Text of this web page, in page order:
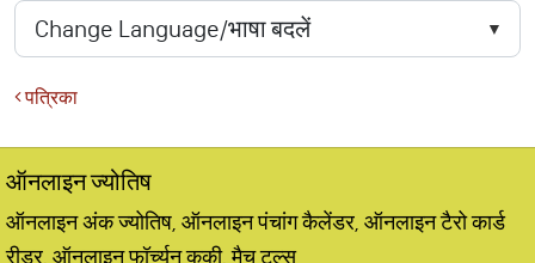
पत्रिका
ऑनलाइन ज्योतिष
ऑनलाइन अंक ज्योतिष, ऑनलाइन पंचांग कैलेंडर, ऑनलाइन टैरो कार्ड
रीडर, ऑनलाइन फॉर्च्यून कुकी, मैच टूल्स